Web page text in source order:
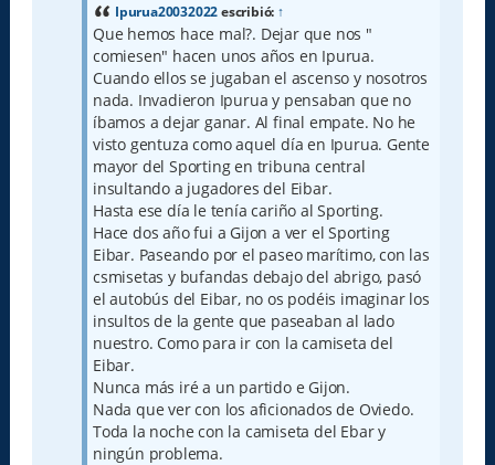
Ipurua20032022escribió: ↑
Que hemos hace mal?. Dejar que nos "
comiesen" hacen unos años en Ipurua.
Cuando ellos se jugaban el ascenso y nosotros
nada. Invadieron Ipurua y pensaban que no
íbamos a dejar ganar. Al final empate. No he
visto gentuza como aquel día en Ipurua. Gente
mayor del Sporting en tribuna central
insultando a jugadores del Eibar.
Hasta ese día le tenía cariño al Sporting.
Hace dos año fui a Gijon a ver el Sporting
Eibar. Paseando por el paseo marítimo, con las
csmisetas y bufandas debajo del abrigo, pasó
el autobús del Eibar, no os podéis imaginar los
insultos de la gente que paseaban al lado
nuestro. Como para ir con la camiseta del
Eibar.
Nunca más iré a un partido e Gijon.
Nada que ver con los aficionados de Oviedo.
Toda la noche con la camiseta del Ebar y
ningún problema.